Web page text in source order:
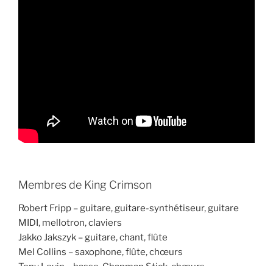
Membres de King Crimson
Robert Fripp – guitare, guitare-synthétiseur, guitare
MIDI, mellotron, claviers
Jakko Jakszyk – guitare, chant, flûte
Mel Collins – saxophone, flûte, chœurs